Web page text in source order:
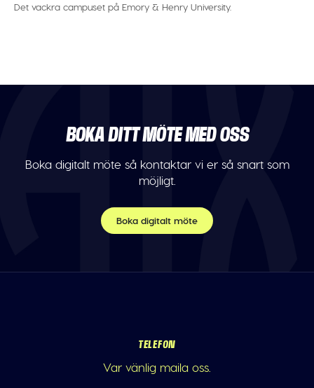
Det vackra campuset på Emory & Henry University.
BOKA DITT MÖTE MED OSS
Boka digitalt möte så kontaktar vi er så snart som
möjligt.
Boka digitalt möte
TELEFON
Var vänlig maila oss.